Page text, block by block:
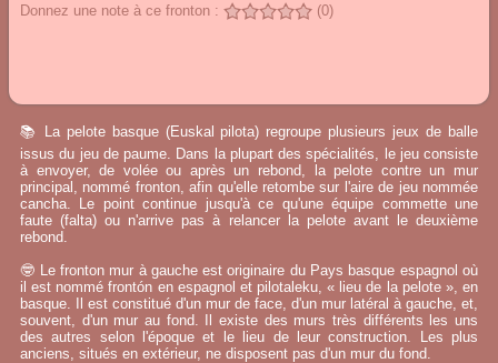
Donnez une note à ce fronton : (0)
📚 La pelote basque (Euskal pilota) regroupe plusieurs jeux de balle
issus du jeu de paume. Dans la plupart des spécialités, le jeu consiste
à envoyer, de volée ou après un rebond, la pelote contre un mur
principal, nommé fronton, afin qu'elle retombe sur l'aire de jeu nommée
cancha. Le point continue jusqu'à ce qu'une équipe commette une
faute (falta) ou n'arrive pas à relancer la pelote avant le deuxième
rebond.
🤓 Le fronton mur à gauche est originaire du Pays basque espagnol où
il est nommé frontón en espagnol et pilotaleku, « lieu de la pelote », en
basque. Il est constitué d'un mur de face, d'un mur latéral à gauche, et,
souvent, d'un mur au fond. Il existe des murs très différents les uns
des autres selon l'époque et le lieu de leur construction. Les plus
anciens, situés en extérieur, ne disposent pas d'un mur du fond.